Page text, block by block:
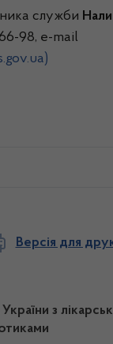
служби
98, e-mail
Версія для
з